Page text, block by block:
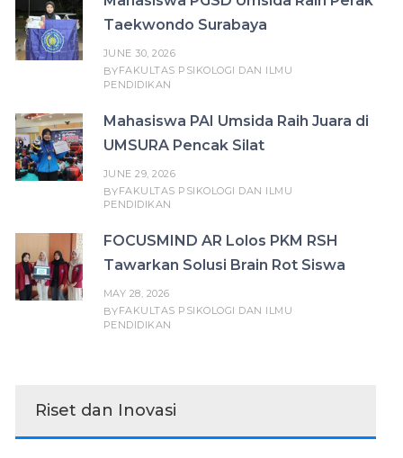
Taekwondo Surabaya
JUNE 30, 2026
BYFAKULTAS PSIKOLOGI DAN ILMU
PENDIDIKAN
Mahasiswa PAI Umsida Raih Juara di
UMSURA Pencak Silat
JUNE 29, 2026
BYFAKULTAS PSIKOLOGI DAN ILMU
PENDIDIKAN
FOCUSMIND AR Lolos PKM RSH
Tawarkan Solusi Brain Rot Siswa
MAY 28, 2026
BYFAKULTAS PSIKOLOGI DAN ILMU
PENDIDIKAN
Riset dan Inovasi